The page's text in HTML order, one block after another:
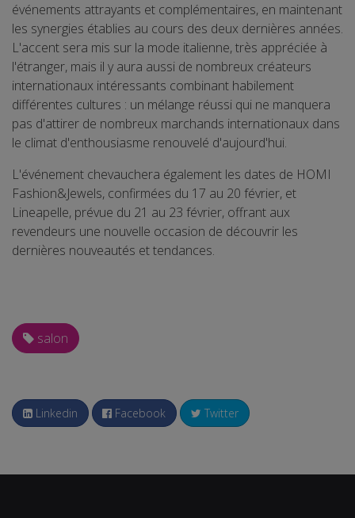
événements attrayants et complémentaires, en maintenant
les synergies établies au cours des deux dernières années.
L'accent sera mis sur la mode italienne, très appréciée à
l'étranger, mais il y aura aussi de nombreux créateurs
internationaux intéressants combinant habilement
différentes cultures : un mélange réussi qui ne manquera
pas d'attirer de nombreux marchands internationaux dans
le climat d'enthousiasme renouvelé d'aujourd'hui.
L'événement chevauchera également les dates de HOMI
Fashion&Jewels, confirmées du 17 au 20 février, et
Lineapelle, prévue du 21 au 23 février, offrant aux
revendeurs une nouvelle occasion de découvrir les
dernières nouveautés et tendances.
salon
Linkedin Facebook Twitter